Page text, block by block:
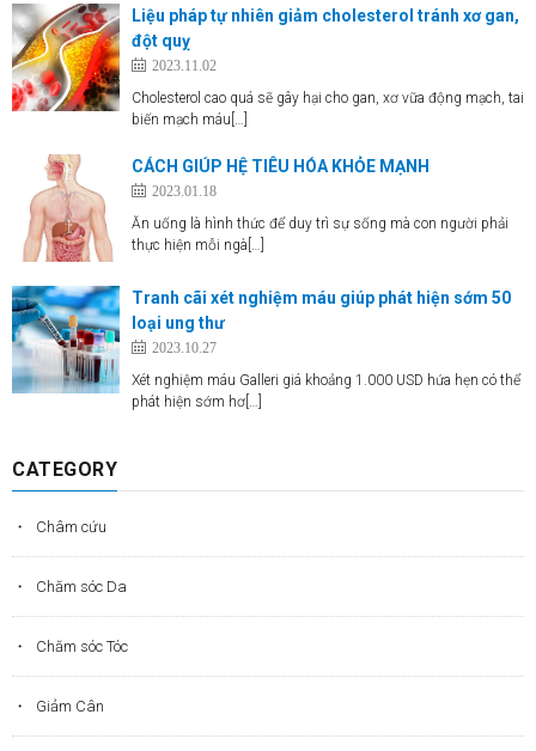
Liệu pháp tự nhiên giảm cholesterol tránh xơ gan,
đột quỵ
2023.11.02
Cholesterol cao quá sẽ gây hại cho gan, xơ vữa động mạch, tai
biến mạch máu[…]
CÁCH GIÚP HỆ TIÊU HÓA KHỎE MẠNH
2023.01.18
Ăn uống là hình thức để duy trì sự sống mà con người phải
thực hiện mỗi ngà[…]
Tranh cãi xét nghiệm máu giúp phát hiện sớm 50
loại ung thư
2023.10.27
Xét nghiệm máu Galleri giá khoảng 1.000 USD hứa hẹn có thể
phát hiện sớm hơ[…]
CATEGORY
Châm cứu
Chăm sóc Da
Chăm sóc Tóc
Giảm Cân